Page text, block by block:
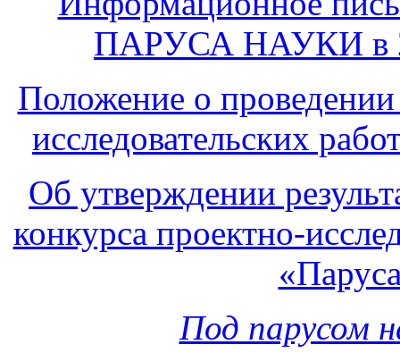
ПАРУСА НАУКИ в
Положение о
исследовательских
Об утверждении
конкурса проектно-
Под парусом